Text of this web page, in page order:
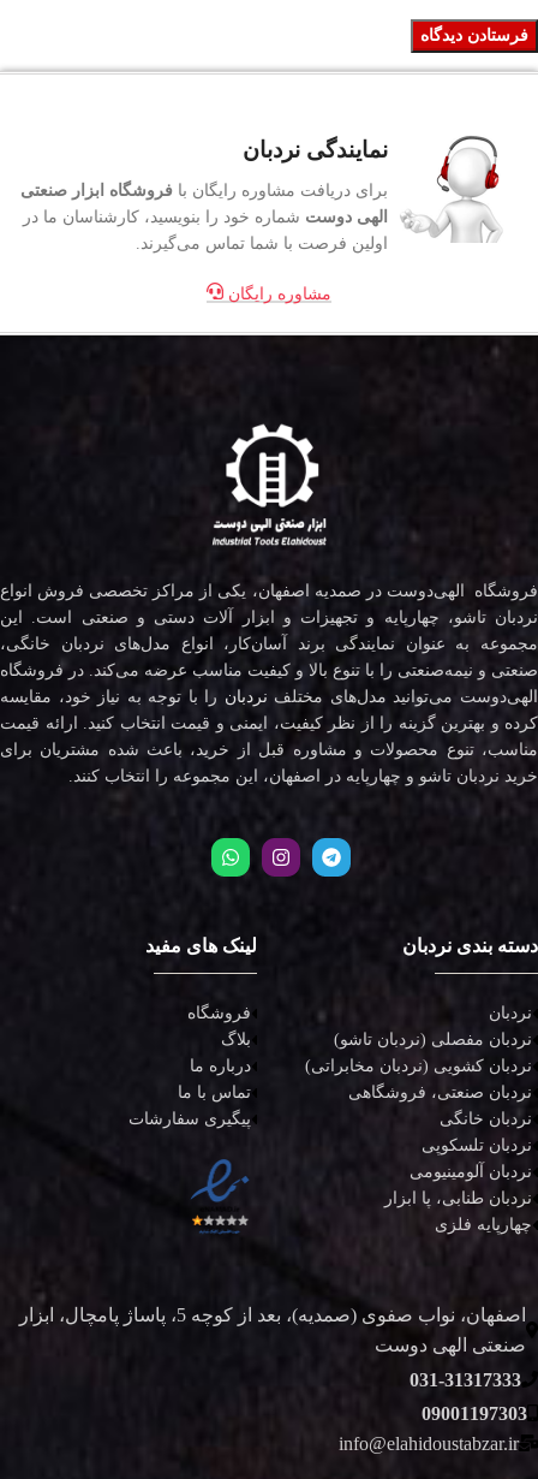
نمایندگی نردبان
برای دریافت مشاوره رایگان با فروشگاه ابزار صنعتی
الهی دوست شماره خود را بنویسید، کارشناسان ما در
اولین فرصت با شما تماس می‌گیرند.
مشاوره رایگان
فروشگاه الهی‌دوست در صمدیه اصفهان، یکی از مراکز تخصصی فروش انواع
نردبان تاشو، چهارپایه و تجهیزات و ابزار آلات دستی و صنعتی است. این
مجموعه به عنوان نمایندگی برند آسان‌کار، انواع مدل‌های نردبان خانگی،
صنعتی و نیمه‌صنعتی را با تنوع بالا و کیفیت مناسب عرضه می‌کند. در فروشگاه
الهی‌دوست می‌توانید مدل‌های مختلف نردبان را با توجه به نیاز خود، مقایسه
کرده و بهترین گزینه را از نظر کیفیت، ایمنی و قیمت انتخاب کنید. ارائه قیمت
مناسب، تنوع محصولات و مشاوره قبل از خرید، باعث شده مشتریان برای
خرید نردبان تاشو و چهارپایه در اصفهان، این مجموعه را انتخاب کنند.
دسته بندی نردبان
نردبان
نردبان مفصلی (نردبان تاشو)
نردبان کشویی (نردبان مخابراتی)
نردبان صنعتی، فروشگاهی
نردبان خانگی
نردبان تلسکوپی
نردبان آلومینیومی
نردبان طنابی، پا ابزار
چهارپایه فلزی
لینک های مفید
فروشگاه
بلاگ
درباره ما
تماس با ما
پیگیری سفارشات
اصفهان، نواب صفوی (صمدیه)، بعد از کوچه 5، پاساژ پامچال، ابزار
صنعتی الهی دوست
031-31317333
09001197303
info@elahidoustabzar.ir